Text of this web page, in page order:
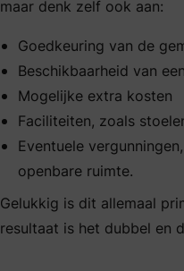
maar denk zelf ook aan:
Goedkeuring van de
Beschikbaarheid van
Mogelijke extra kosten
Faciliteiten, zoals
Eventuele
openbare ruimte.
Gelukkig is dit allemaal
resultaat is het dubbel en